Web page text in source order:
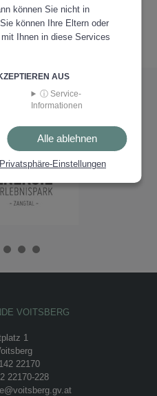
VOITSBERG
1
22170
22170-228
können Sie nicht in
können Ihre Eltern oder
Ihnen in diese Services
AUS
ⓘ Service-
Informationen
Alle ablehnen
Einstellungen